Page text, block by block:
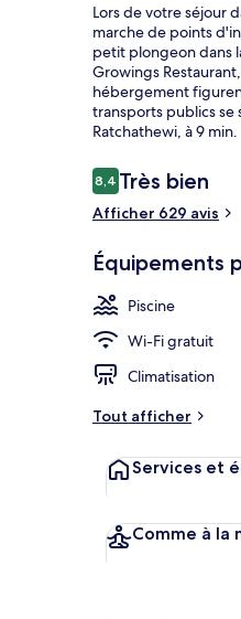
Lors de votre séjour
marche de points
petit plongeon dans
Growings
hébergement
transports publics se
Ratchathewi, à 9 min.
Avis
voyageurs
8,48,4 sur 10
Très bien
Afficher 629 avis
Équipements
Piscine
Wi-Fi gratuit
Climatisation
Tout afficher
Services et
Comme à la